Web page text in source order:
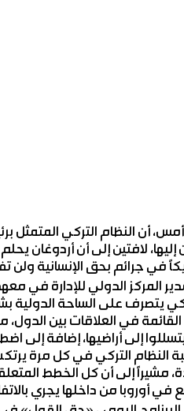
أن النظام التركي
لافتين إلى أن أردوغان
في جرائم بحق الإنسانية ولن
المركز الدولي للإدارة في معهد
يتصرف على الساحة
في العلاقات بين
إلى أراضيها، إضافة إلى
النظام التركي في كل مرة
إلى أن كل الخطط
في أوروبا من داخلها يجري